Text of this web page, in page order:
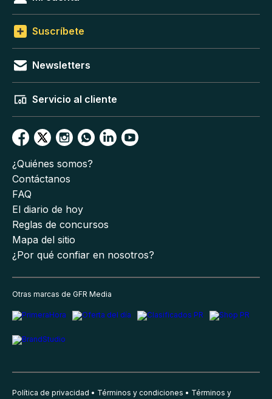
Suscríbete
Newsletters
Servicio al cliente
¿Quiénes somos?
Contáctanos
FAQ
El diario de hoy
Reglas de concursos
Mapa del sitio
¿Por qué confiar en nosotros?
Otras marcas de GFR Media
Política de privacidad Términos y condiciones Términos y